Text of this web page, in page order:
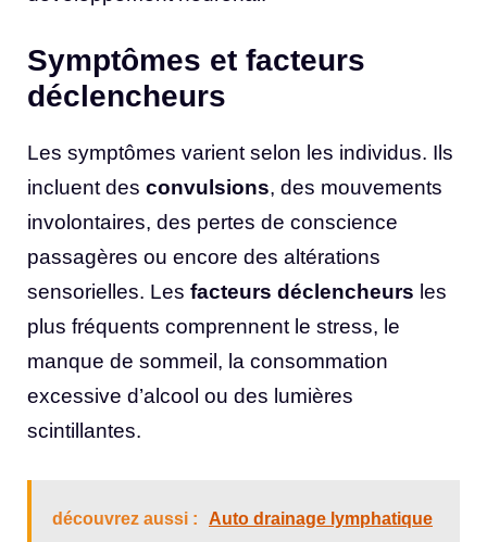
Symptômes et facteurs
déclencheurs
Les symptômes varient selon les individus. Ils
incluent des convulsions, des mouvements
involontaires, des pertes de conscience
passagères ou encore des altérations
sensorielles. Les facteurs déclencheurs les
plus fréquents comprennent le stress, le
manque de sommeil, la consommation
excessive d’alcool ou des lumières
scintillantes.
découvrez aussi :
Auto drainage lymphatique